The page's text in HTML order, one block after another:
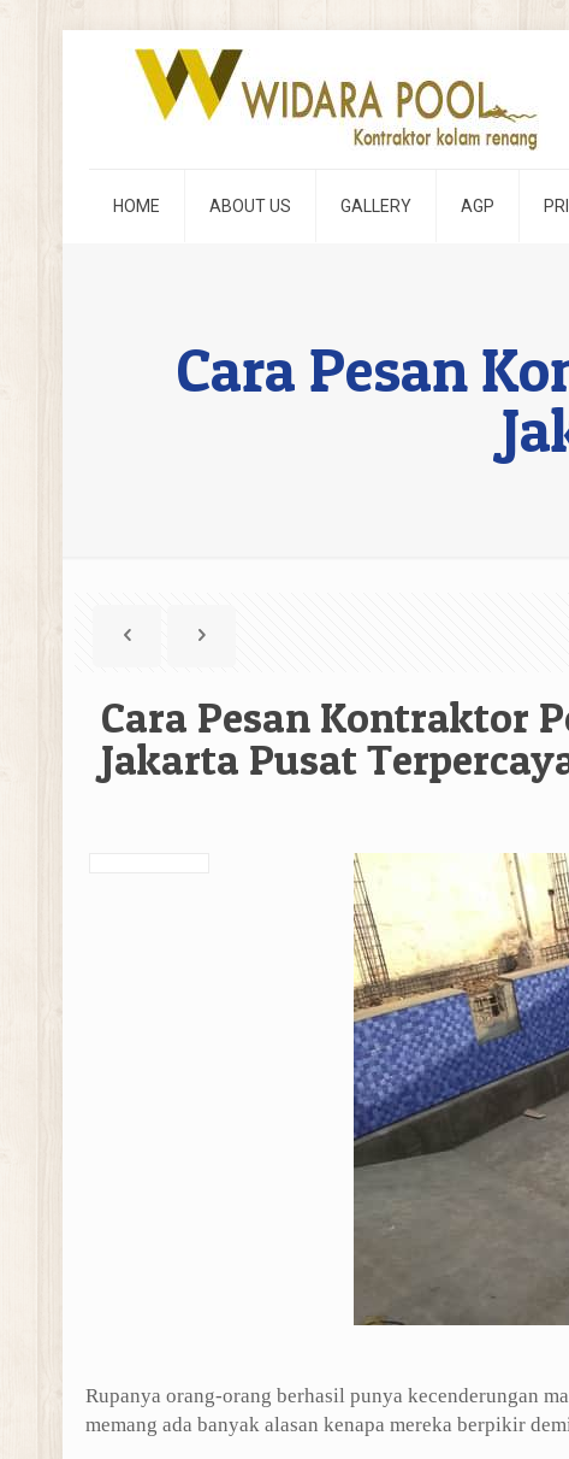
HOME ABOUT US GALLERY AGP
Cara Pesan
Cara Pesan Kontraktor
Jakarta Pusat
Rupanya orang-orang berhasil punya kecenderungan
memang ada banyak alasan kenapa mereka berpikir